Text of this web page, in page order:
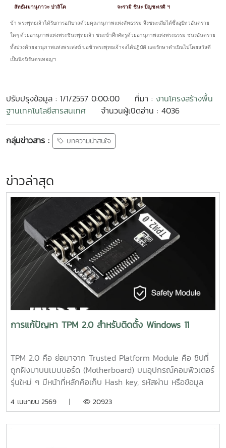
สัทธัมมานุภาวะ ปาลิโต จะรามิ ชินะ ปัญชะเรติ ฯ
ข้า พระพุทธเจ้าได้รับการอภิบาลด้วยคุณานุภาพแห่งสัทธรรม จึงชนะเสียได้ซึ่งอุปัทวอันตราย
ใดๆ ด้วยอานุภาพแห่งพระชินะพุทธเจ้า ชนะข้าศึกศัตรูด้วยอานุภาพแห่งพระธรรม ชนะอันตราย
ทั้งปวงด้วยอานุภาพแห่งพระสงฆ์ ขอข้าพระพุทธเจ้าจงได้ปฏิบัติ และรักษาดำเนินไปโดยสวัสดี
เป็นนิจนิรันดรเทอญฯ
ปรับปรุงข้อมูล : 1/1/2557 0:00:00 ที่มา : งานโครงสร้างพื้น
ฐานเทคโนโลยีสารสนเทศ
จำนวนผู้เปิดอ่าน : 4036
กลุ่มข่าวสาร : บทความน่าสนใจ
ข่าวล่าสุด
การแก้ปัญหา TPM 2.0 สำหรับติดตั้ง Windows 11
TPM 2.0 คือ ย่อมาจาก Trusted Platform Module คือ ชิปที่
ถูกฝังมาบนเมนบอร์ด (Motherboard) บนอุปกรณ์คอมพิวเตอร์
รุ่นใหม่ ๆ มีหน้าที่หลักคือเก็บ Hash key, รหัสผ่าน หรือข้อมูล
ในการตรวจสอบ และยืนยันความน่าเชื่อถือให้กับอุปกรณ์ เพื่อให้
4 เมษายน 2569 | 20923